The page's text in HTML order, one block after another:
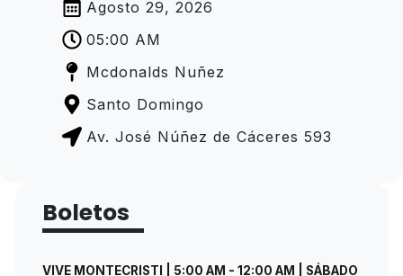
Agosto 29, 2026
05:00 AM
Mcdonalds Nuñez
Santo Domingo
Av. José Núñez de Cáceres 593
Boletos
VIVE MONTECRISTI | 5:00 AM - 12:00 AM | SÁBADO